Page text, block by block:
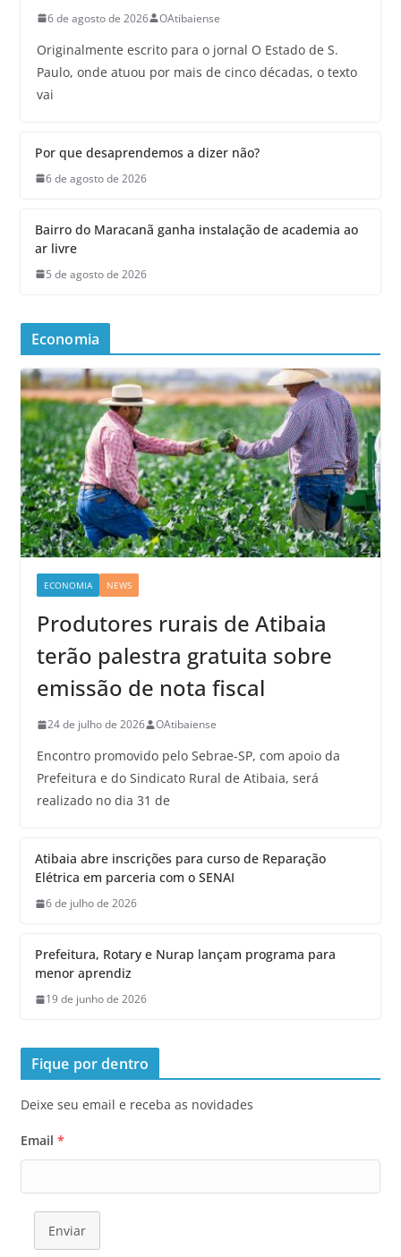
6 de agosto de 2026 OAtibaiense
Originalmente escrito para o jornal O Estado de S.
Paulo, onde atuou por mais de cinco décadas, o texto
vai
Por que desaprendemos a dizer não?
6 de agosto de 2026
Bairro do Maracanã ganha instalação de academia ao
ar livre
5 de agosto de 2026
Economia
ECONOMIA NEWS
Produtores rurais de Atibaia
terão palestra gratuita sobre
emissão de nota fiscal
24 de julho de 2026 OAtibaiense
Encontro promovido pelo Sebrae-SP, com apoio da
Prefeitura e do Sindicato Rural de Atibaia, será
realizado no dia 31 de
Atibaia abre inscrições para curso de Reparação
Elétrica em parceria com o SENAI
6 de julho de 2026
Prefeitura, Rotary e Nurap lançam programa para
menor aprendiz
19 de junho de 2026
Fique por dentro
Deixe seu email e receba as novidades
Email *
Enviar